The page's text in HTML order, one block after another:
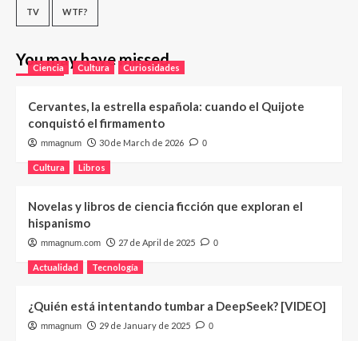
TV WTF?
You may have missed
Ciencia Cultura Curiosidades
Cervantes, la estrella española: cuando el Quijote
conquistó el firmamento
mmagnum 30 de March de 2026 0
Cultura Libros
Novelas y libros de ciencia ficción que exploran el
hispanismo
mmagnum.com 27 de April de 2025 0
Actualidad Tecnología
¿Quién está intentando tumbar a DeepSeek? [VIDEO]
mmagnum 29 de January de 2025 0